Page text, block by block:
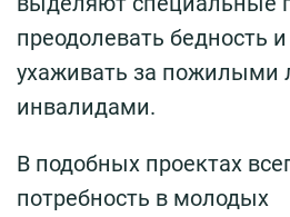
преодолевать бедность
ухаживать за пожилыми
инвалидами.
В подобных проектах
потребность в молодых